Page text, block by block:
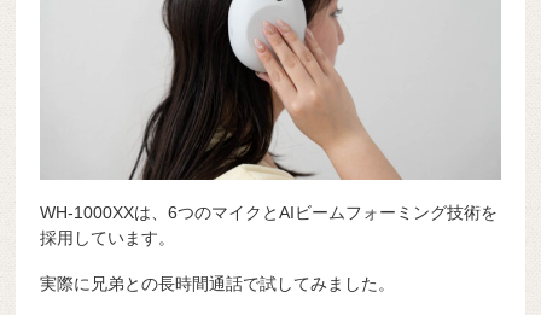
WH-1000XXは、6つのマイクとAIビームフォーミング技術を
採用しています。
実際に兄弟との長時間通話で試してみました。